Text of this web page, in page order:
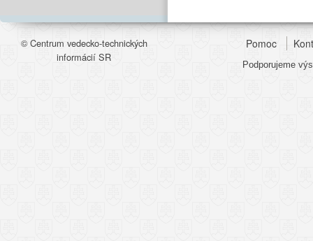
© Centrum vedecko-technických
informácií SR
Pomoc
Podporujeme